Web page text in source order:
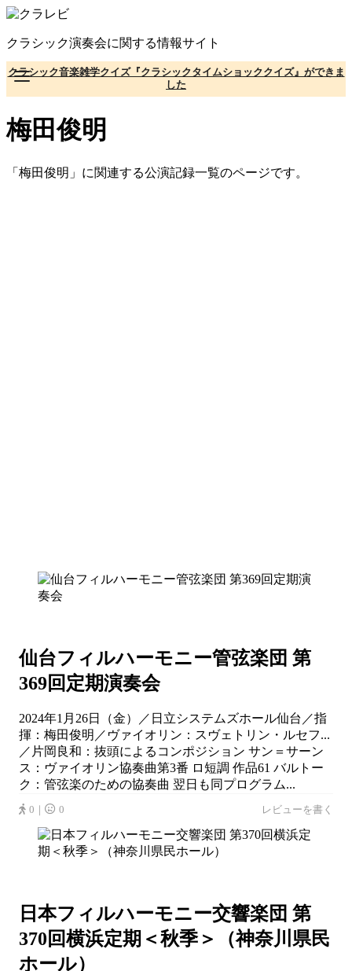
コ
テ
ン
ツ
へ
動
クラシック演奏会に関する情報サイト
クラシック音楽雑学クイズ『クラシックタイムショッククイズ』ができま
した
梅田俊明
「梅田俊明」に関連する公演記録一覧のページです。
仙台フィルハーモニー管弦楽団 第
369回定期演奏会
2024年1月26日（金）／日立システムズホール仙台／指
揮：梅田俊明／ヴァイオリン：スヴェトリン・ルセフ...
／片岡良和：抜頭によるコンポジション サン＝サーン
ス：ヴァイオリン協奏曲第3番 ロ短調 作品61 バルトー
ク：管弦楽のための協奏曲 翌日も同プログラム...
0｜ 0 レビューを書く
日本フィルハーモニー交響楽団 第
370回横浜定期＜秋季＞（神奈川県民
ホール）